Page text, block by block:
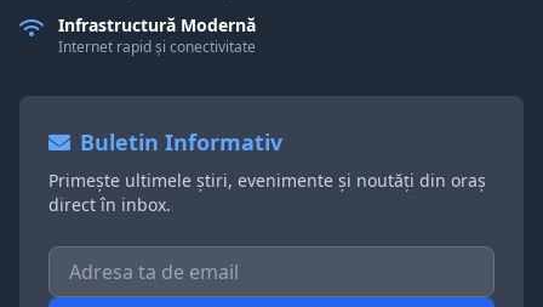
Infrastructură Modernă
Internet rapid și conectivitate
Buletin Informativ
Primește ultimele știri, evenimente și noutăți din oraș
direct în inbox.